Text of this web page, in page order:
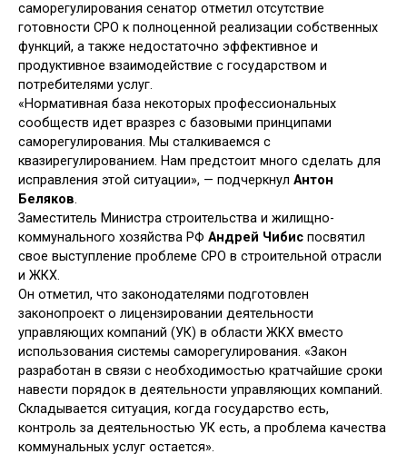
саморегулирования сенатор отметил отсутствие
готовности СРО к полноценной реализации собственных
функций, а также недостаточно эффективное и
продуктивное взаимодействие с государством и
потребителями услуг.
«Нормативная база некоторых профессиональных
сообществ идет вразрез с базовыми принципами
саморегулирования. Мы сталкиваемся с
квазирегулированием. Нам предстоит много сделать для
исправления этой ситуации», — подчеркнул Антон
Беляков.
Заместитель Министра строительства и жилищно-
коммунального хозяйства РФ Андрей Чибис посвятил
свое выступление проблеме СРО в строительной отрасли
и ЖКХ.
Он отметил, что законодателями подготовлен
законопроект о лицензировании деятельности
управляющих компаний (УК) в области ЖКХ вместо
использования системы саморегулирования. «Закон
разработан в связи с необходимостью кратчайшие сроки
навести порядок в деятельности управляющих компаний.
Складывается ситуация, когда государство есть,
контроль за деятельностью УК есть, а проблема качества
коммунальных услуг остается».